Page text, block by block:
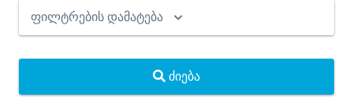
ფილტრების დამატება
ძიება